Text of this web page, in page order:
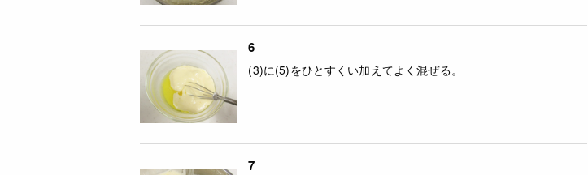
6
(3)に(5)をひとすくい加えてよく混ぜる。
7